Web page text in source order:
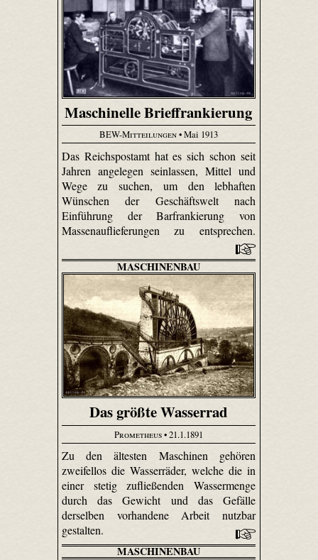
Maschinelle Brieffrankierung
BEW-Mitteilungen• Mai 1913
Das Reichspostamt hat es sich schon seit
Jahren angelegen seinlassen, Mittel und
Wege zu suchen, um den lebhaften
Wünschen der Geschäftswelt nach
Einführung der Barfrankierung von
Massen­aufliefe­rungen zu entsprechen.
MASCHINENBAU
Das größte Wasserrad
Prometheus• 21.1.1891
Zu den ältesten Maschinen gehören
zweifellos die Wasserräder, welche die in
einer stetig zufließenden Wassermenge
durch das Gewicht und das Gefälle
derselben vorhandene Arbeit nutzbar
gestalten.
MASCHINENBAU